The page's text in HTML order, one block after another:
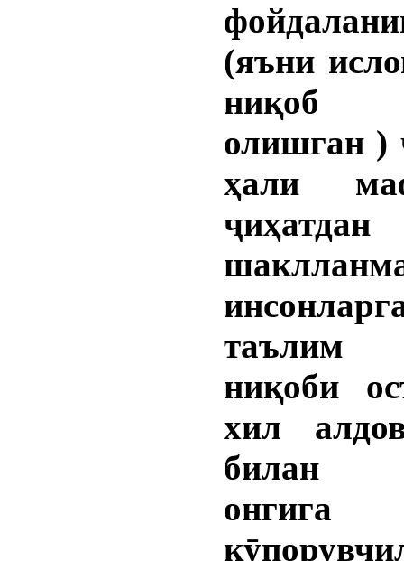
(яъни
ниқоб
олишган )
ҳали
ниқоби
хил
билан
онгига